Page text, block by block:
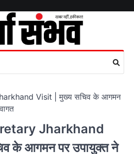
Visit | मुख्य सचिव के आगमन
Jharkhand
के आगमन पर उपायुक्त ने